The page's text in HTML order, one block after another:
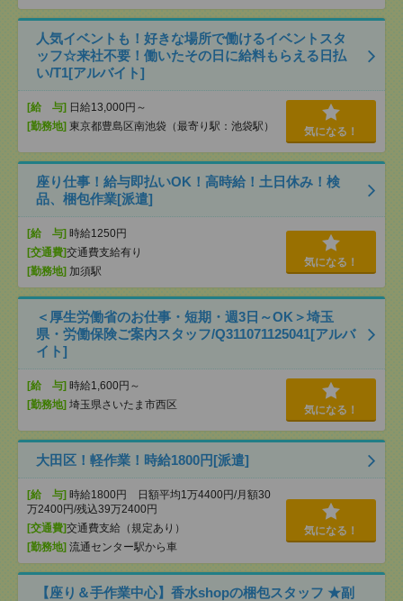
人気イベントも！好きな場所で働けるイベントスタ
ッフ☆来社不要！働いたその日に給料もらえる日払
い/T1[アルバイト]
[給 与] 日給13,000円～
[勤務地] 東京都豊島区南池袋（最寄り駅：池袋駅） 気になる！
座り仕事！給与即払いOK！高時給！土日休み！検
品、梱包作業[派遣]
[給 与] 時給1250円
[交通費]交通費支給有り
[勤務地] 加須駅
気になる！
＜厚生労働省のお仕事・短期・週3日～OK＞埼玉
県・労働保険ご案内スタッフ/Q311071125041[アルバ
イト]
[給 与] 時給1,600円～
[勤務地] 埼玉県さいたま市西区 気になる！
大田区！軽作業！時給1800円[派遣]
[給 与] 時給1800円 日額平均1万4400円/月額30
万2400円/残込39万2400円
[交通費]交通費支給（規定あり）
[勤務地] 流通センター駅から車
気になる！
【座り＆手作業中心】香水shopの梱包スタッフ ★副